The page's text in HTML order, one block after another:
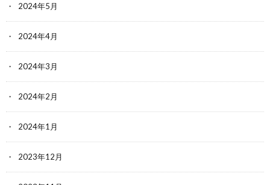
2024年5月
2024年4月
2024年3月
2024年2月
2024年1月
2023年12月